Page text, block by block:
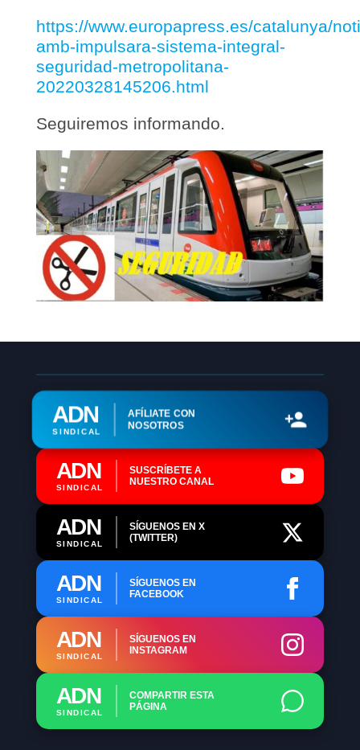
https://www.europapress.es/catalunya/
amb-impulsara-sistema-integral-
seguridad-metropolitana-
20220328145206.html
Seguiremos informando.
ADN
SINDICAL
AFÍLIATE CON
NOSOTROS
ADN
SINDICAL
SUSCRÍBETE A
NUESTRO CANAL
ADN
SINDICAL
SÍGUENOS EN X
(TWITTER)
ADN
SINDICAL
SÍGUENOS EN
FACEBOOK
ADN
SINDICAL
SÍGUENOS EN
INSTAGRAM
ADN
SINDICAL
COMPARTIR ESTA
PÁGINA